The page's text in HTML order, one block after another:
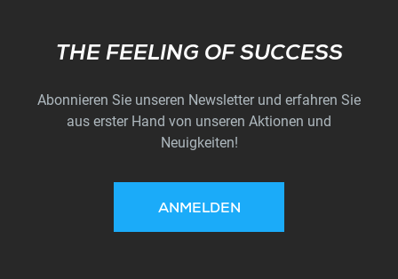
Subscribe
THE FEELING OF SUCCESS
Abonnieren Sie unseren Newsletter und erfahren Sie
aus erster Hand von unseren Aktionen und
Neuigkeiten!
ANMELDEN